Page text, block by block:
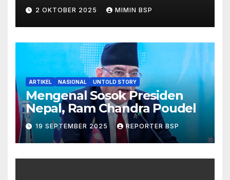
2 OKTOBER 2025 MIMIN BSP
ARTIKEL NASIONAL UNTOLD STORY
Mengenal Sosok Presiden
Nepal, Ram Chandra Poudel
19 SEPTEMBER 2025 REPORTER BSP